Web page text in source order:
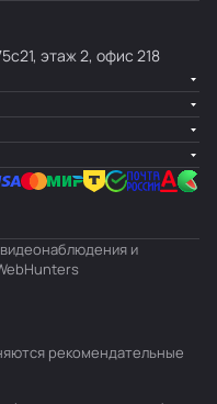
этаж 2, офис 218
и
рекомендательные